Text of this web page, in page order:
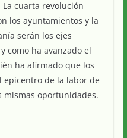
cuarta revolución
los ayuntamientos y la
serán los ejes
como ha avanzado el
ha afirmado que los
epicentro de la labor de
oportunidades.